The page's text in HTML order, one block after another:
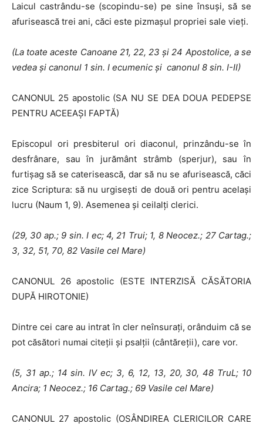
Laicul castrându-se (scopindu-se) pe sine însuşi, să se
afurisească trei ani, căci este pizmaşul propriei sale vieţi.
(La toate aceste Canoane 21, 22, 23 şi 24 Apostolice, a se
vedea şi canonul 1 sin. I ecumenic şi canonul 8 sin. I-II)
CANONUL 25 apostolic (SA NU SE DEA DOUA PEDEPSE
PENTRU ACEEAŞI FAPTĂ)
Episcopul ori presbiterul ori diaconul, prinzându-se în
desfrânare, sau în jurământ strâmb (sperjur), sau în
furtişag să se caterisească, dar să nu se afurisească, căci
zice Scriptura: să nu urgiseşti de două ori pentru ace­laşi
lucru (Naum 1, 9). Asemenea şi ceilalţi clerici.
(29, 30 ap.; 9 sin. I ec; 4, 21 Trui; 1, 8 Neocez.; 27 Cartag.;
3, 32, 51, 70, 82 Vasile cel Mare)
CANONUL 26 apostolic (ESTE INTERZISĂ CĂSĂTORIA
DUPĂ HIROTONIE)
Dintre cei care au intrat în cler neînsuraţi, orânduim că se
pot căsători numai citeţii şi psalţii (cântăreţii), care vor.
(5, 31 ap.; 14 sin. IV ec; 3, 6, 12, 13, 20, 30, 48 TruL; 10
Ancira; 1 Neocez.; 16 Cartag.; 69 Vasile cel Mare)
CANONUL 27 apostolic (OSÂNDIREA CLERICILOR CARE